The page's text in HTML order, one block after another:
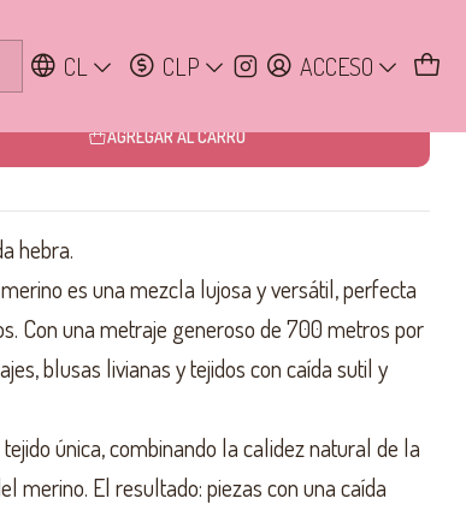
CL CLP ACCESO
AGREGAR AL CARRO
hebra.
es una mezcla lujosa y versátil, perfecta
Con una metraje generoso de 700 metros por
blusas livianas y tejidos con caída sutil y
única, combinando la calidez natural de la
merino. El resultado: piezas con una caída